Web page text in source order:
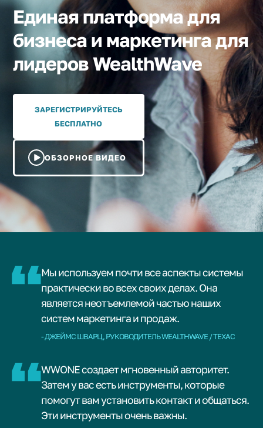
Единая платформа для
бизнеса и маркетинга для
лидеров WealthWave
ЗАРЕГИСТРИРУЙТЕСЬ
БЕСПЛАТНО
ОБЗОРНОЕ ВИДЕО
Мы используем почти все аспекты системы
практически во всех своих делах. Она
является неотъемлемой частью наших
систем маркетинга и продаж.
- ДЖЕЙМС ШВАРЦ, РУКОВОДИТЕЛЬ WEALTHWAVE / ТЕХАС
WWONE создает мгновенный авторитет.
Затем у вас есть инструменты, которые
помогут вам установить контакт и общаться.
Эти инструменты очень важны.